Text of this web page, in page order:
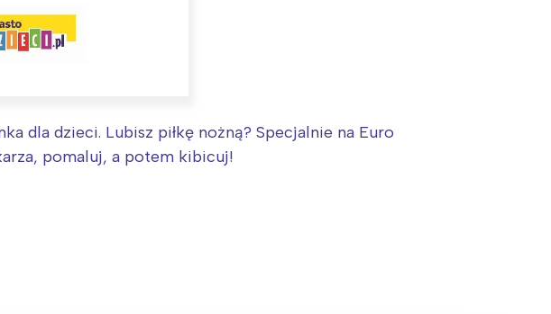
dla dzieci. Lubisz piłkę nożną? Specjalnie na Euro
pomaluj, a potem kibicuj!